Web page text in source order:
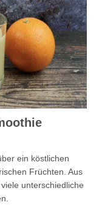
ein köstlichen
Früchten. Aus
unterschiedliche